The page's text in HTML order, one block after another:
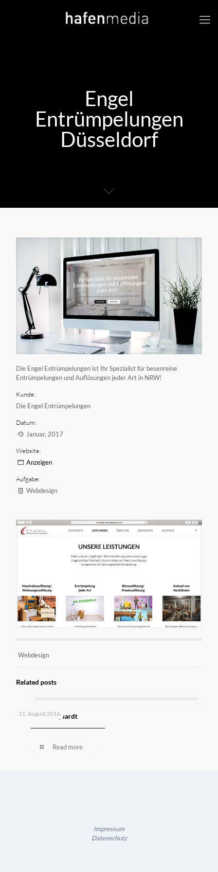
Engel
Entrümpelungen
Düsseldorf
Die Engel Entrümpelungen ist Ihr Spezialist für besenreine
Entrümpelungen und Auflösungen jeder Art in NRW!
Kunde:
Die Engel Entrümpelungen
Datum:
Januar, 2017
Website:
Anzeigen
Aufgabe:
Webdesign
Webdesign
Related posts
11. August 2016
Bäckerei Marquardt
Read more
Impressum
Datenschutz